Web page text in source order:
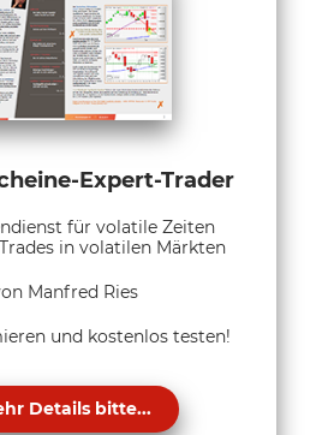
Expert-Trader
für volatile Zeiten
in volatilen Märkten
Manfred Ries
und kostenlos testen!
Details bitte...